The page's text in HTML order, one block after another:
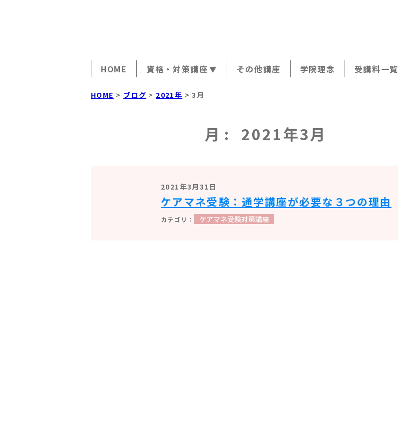
HOME
資格・対策講座
介護福祉士試験対策講座
行動援護従業者養成研修
その他講座 学院理念 受講料一覧
HOME > ブログ > 2021年 >3月
月: 2021年3月
2021年3月31日
ケアマネ受験：通学講座が必要な３つの理由
ケアマネ受験対策講座